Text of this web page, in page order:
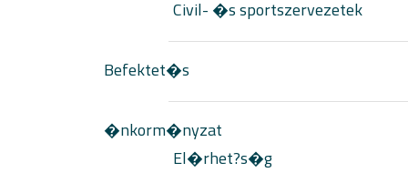
Civil- �s sportszervezetek
Befektet�s
�nkorm�nyzat
El�rhet?s�g